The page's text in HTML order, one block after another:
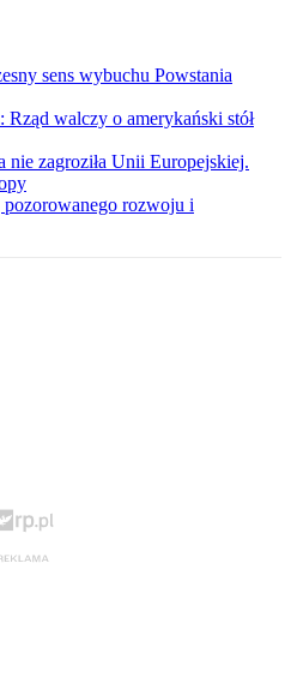
sens wybuchu Powstania
walczy o amerykański stół
nie zagroziła Unii Europejskiej.
rozwoju i